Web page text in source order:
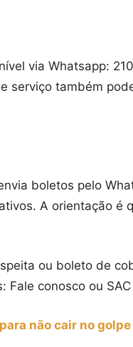
via Whatsapp:
serviço também
boletos pelo
A orientação é
ou boleto de
Fale conosco ou
não cair no